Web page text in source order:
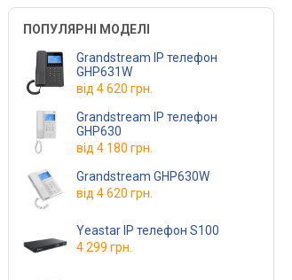
ПОПУЛЯРНІ МОДЕЛІ
Grandstream IP телефон
GHP631W
від 4 620 грн.
Grandstream IP телефон
GHP630
від 4 180 грн.
Grandstream GHP630W
від 4 620 грн.
Yeastar IP телефон S100
4 299 грн.